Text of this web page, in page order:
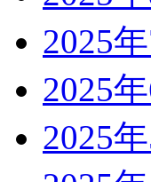
2025年
2025年
2025年